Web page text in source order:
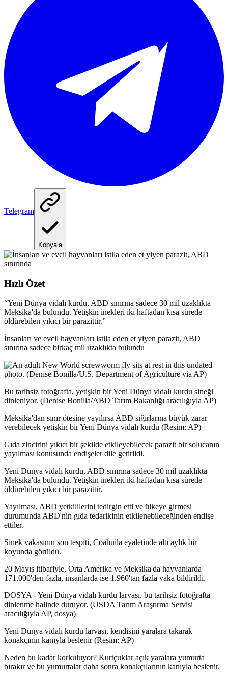
Telegram
Kopyala
Hızlı Özet
“Yeni Dünya vidalı kurdu, ABD sınırına sadece 30 mil uzaklıkta
Meksika'da bulundu. Yetişkin inekleri iki haftadan kısa sürede
öldürebilen yıkıcı bir parazittir.”
İnsanları ve evcil hayvanları istila eden et yiyen parazit, ABD
sınırına sadece birkaç mil uzaklıkta bulundu
Bu tarihsiz fotoğrafta, yetişkin bir Yeni Dünya vidalı kurdu sineği
dinleniyor. (Denise Bonilla/ABD Tarım Bakanlığı aracılığıyla AP)
Meksika'dan sınır ötesine yayılırsa ABD sığırlarına büyük zarar
verebilecek yetişkin bir Yeni Dünya vidalı kurdu (Resim: AP)
Gıda zincirini yıkıcı bir şekilde etkileyebilecek parazit bir solucanın
yayılması konusunda endişeler dile getirildi.
Yeni Dünya vidalı kurdu, ABD sınırına sadece 30 mil uzaklıkta
Meksika'da bulundu. Yetişkin inekleri iki haftadan kısa sürede
öldürebilen yıkıcı bir parazittir.
Yayılması, ABD yetkililerini tedirgin etti ve ülkeye girmesi
durumunda ABD'nin gıda tedarikinin etkilenebileceğinden endişe
ettiler.
Sinek vakasının son tespiti, Coahuila eyaletinde altı aylık bir
koyunda görüldü.
20 Mayıs itibariyle, Orta Amerika ve Meksika'da hayvanlarda
171.000'den fazla, insanlarda ise 1.960'tan fazla vaka bildirildi.
DOSYA - Yeni Dünya vidalı kurdu larvası, bu tarihsiz fotoğrafta
dinlenme halinde duruyor. (USDA Tarım Araştırma Servisi
aracılığıyla AP, dosya)
Yeni Dünya vidalı kurdu larvası, kendisini yaralara takarak
konakçının kanıyla beslenir (Resim: AP)
Neden bu kadar korkuluyor? Kurtçuklar açık yaralara yumurta
bırakır ve bu yumurtalar daha sonra konakçılarının kanıyla beslenir.